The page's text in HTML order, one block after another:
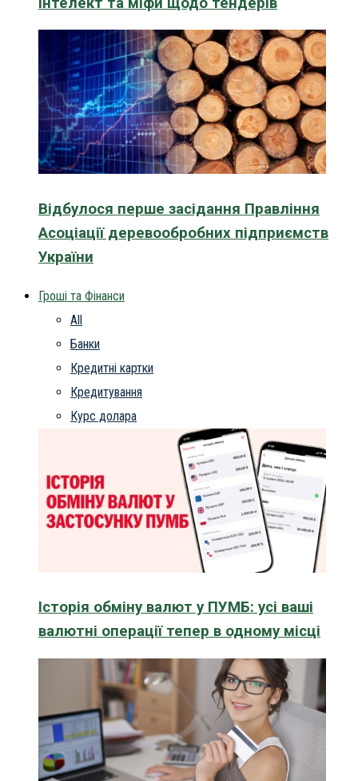
Відбулося перше засідання Правління
Асоціації деревообробних підприємств
України
Гроші та Фінанси
All
Банки
Кредитні картки
Кредитування
Курс долара
Історія обміну валют у ПУМБ: усі ваші
валютні операції тепер в одному місці